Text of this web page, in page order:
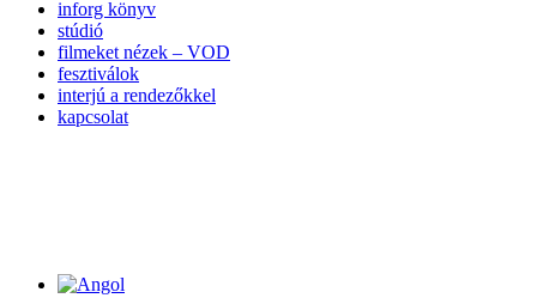
inforg könyv
stúdió
filmeket nézek – VOD
fesztiválok
interjú a rendezőkkel
kapcsolat